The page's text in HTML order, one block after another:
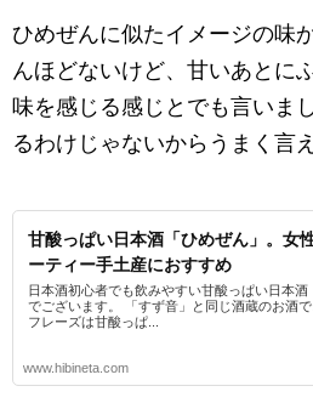
ひめぜんに似たイメージの味
んほどないけど、甘いあとに
味を感じる感じとでも言いま
るわけじゃないからうまく言
甘酸っぱい日本酒「ひめぜん」。女
ーティー手土産におすすめ
日本酒初心者でも飲みやすい甘酸っぱい日本酒
でございます。 「すず音」と同じ酒蔵のお酒
フレーズは甘酸っぱ...
www.hibineta.com